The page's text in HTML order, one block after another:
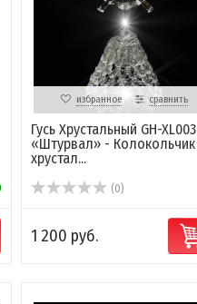
избранное сравнить
Гусь Хрустальный GH-XL003
«Штурвал» - Колокольчик
хрустал...
(0)
1 200 руб.